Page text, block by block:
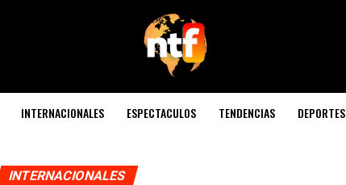
INTERNACIONALES ESPECTACULOS TENDENCIAS DEPORTES
INTERNACIONALES